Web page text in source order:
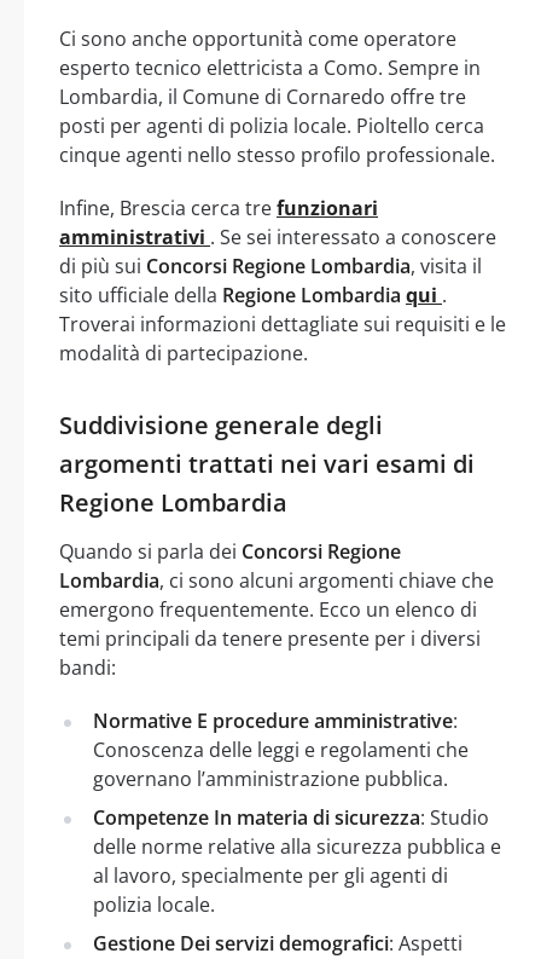
Ci sono anche opportunità come operatore
esperto tecnico elettricista a Como. Sempre in
Lombardia, il Comune di Cornaredo offre tre
posti per agenti di polizia locale. Pioltello cerca
cinque agenti nello stesso profilo professionale.
Infine, Brescia cerca trefunzionari
amministrativi . Se sei interessato a conoscere
di più sui Concorsi Regione Lombardia, visita il
sito ufficiale della Regione Lombardia qui .
Troverai informazioni dettagliate sui requisiti e le
modalità di partecipazione.
Suddivisione generale degli
argomenti trattati nei vari esami di
Regione Lombardia
Quando si parla dei Concorsi Regione
Lombardia, ci sono alcuni argomenti chiave che
emergono frequentemente. Ecco un elenco di
temi principali da tenere presente per i diversi
bandi:
Normative E procedure amministrative:
Conoscenza delle leggi e regolamenti che
governano l’amministrazione pubblica.
Competenze In materia di sicurezza: Studio
delle norme relative alla sicurezza pubblica e
al lavoro, specialmente per gli agenti di
polizia locale.
Gestione Dei servizi demografici: Aspetti